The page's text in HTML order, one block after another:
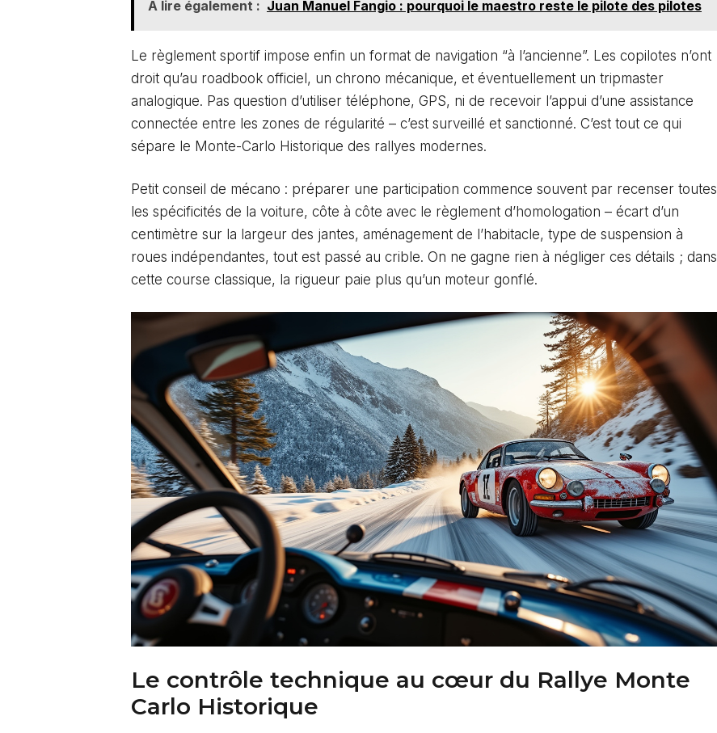
A lire également : Juan Manuel Fangio : pourquoi le maestro reste le pilote des pilotes
Le règlement sportif impose enfin un format de navigation “à l’ancienne”. Les copilotes n’ont
droit qu’au roadbook officiel, un chrono mécanique, et éventuellement un tripmaster
analogique. Pas question d’utiliser téléphone, GPS, ni de recevoir l’appui d’une assistance
connectée entre les zones de régularité – c’est surveillé et sanctionné. C’est tout ce qui
sépare le Monte-Carlo Historique des rallyes modernes.
Petit conseil de mécano : préparer une participation commence souvent par recenser toutes
les spécificités de la voiture, côte à côte avec le règlement d’homologation – écart d’un
centimètre sur la largeur des jantes, aménagement de l’habitacle, type de suspension à
roues indépendantes, tout est passé au crible. On ne gagne rien à négliger ces détails ; dans
cette course classique, la rigueur paie plus qu’un moteur gonflé.
Le contrôle technique au cœur du Rallye Monte
Carlo Historique